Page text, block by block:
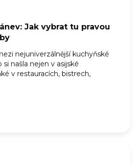
Jak vybrat tu pravou
nejuniverzálnější kuchyňské
našla nejen v asijské
v restauracích, bistrech,